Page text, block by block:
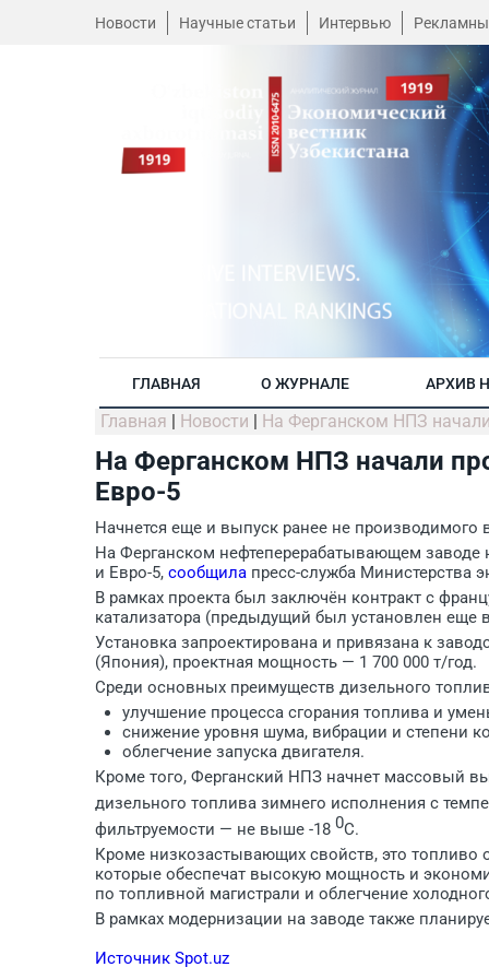
Новости Научные статьи Интервью
ГЛАВНАЯ О ЖУРНАЛЕ АРХИВ
Главная | Новости | На Ферганском НПЗ
На Ферганском НПЗ начали
Евро-5
Начнется еще и выпуск ранее не производимого
На Ферганском нефтеперерабатывающем заводе
и Евро-5, сообщилапресс-служба Министерства
В рамках проекта был заключён контракт с
катализатора (предыдущий был установлен еще
Установка запроектирована и привязана к
(Япония), проектная мощность — 1 700 000 т/год.
Среди основных преимуществ дизельного
улучшение процесса сгорания топлива и
снижение уровня шума, вибрации и степени
облегчение запуска двигателя.
Кроме того, Ферганский НПЗ начнет массовый
дизельного топлива зимнего исполнения с
фильтруемости — не выше -18 0С.
Кроме низкозастывающих свойств, это
которые обеспечат высокую мощность и
по топливной магистрали и облегчение
В рамках модернизации на заводе также
Источник Spot.uz